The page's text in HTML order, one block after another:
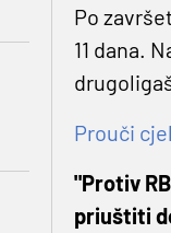
Po
11 dana.
Prouči
"Protiv
priuštiti